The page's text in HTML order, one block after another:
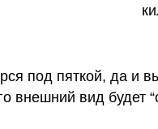
под пяткой, да и
внешний вид будет